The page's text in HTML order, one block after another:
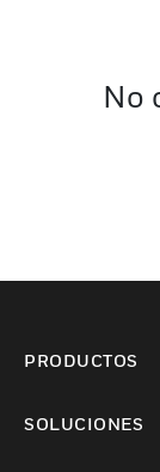
No
PRODUCTOS
SOLUCIONES